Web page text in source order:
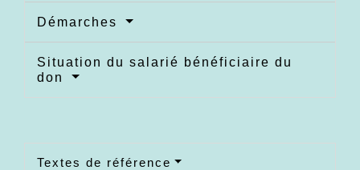
Démarches
Situation du salarié bénéficiaire du
don
Textes de référence